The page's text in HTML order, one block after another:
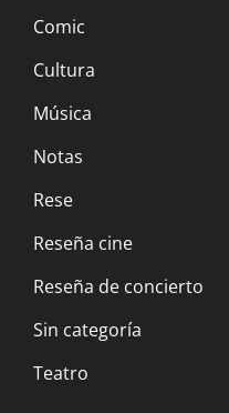
Comic
Cultura
Música
Notas
Rese
Reseña cine
Reseña de concierto
Sin categoría
Teatro